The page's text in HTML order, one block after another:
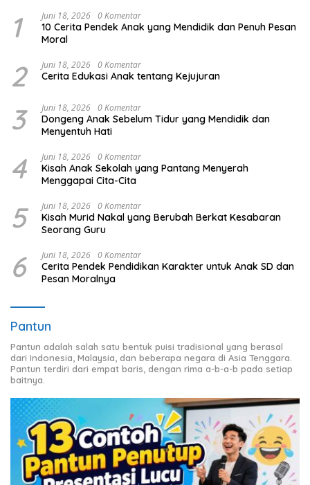
1 Juni 18, 2026 0 Komentar
10 Cerita Pendek Anak yang Mendidik dan Penuh Pesan
Moral
2 Juni 18, 2026 0 Komentar
Cerita Edukasi Anak tentang Kejujuran
3 Juni 18, 2026 0 Komentar
Dongeng Anak Sebelum Tidur yang Mendidik dan
Menyentuh Hati
4 Juni 18, 2026 0 Komentar
Kisah Anak Sekolah yang Pantang Menyerah
Menggapai Cita-Cita
5 Juni 18, 2026 0 Komentar
Kisah Murid Nakal yang Berubah Berkat Kesabaran
Seorang Guru
6 Juni 18, 2026 0 Komentar
Cerita Pendek Pendidikan Karakter untuk Anak SD dan
Pesan Moralnya
Pantun
Pantun adalah salah satu bentuk puisi tradisional yang berasal
dari Indonesia, Malaysia, dan beberapa negara di Asia Tenggara.
Pantun terdiri dari empat baris, dengan rima a-b-a-b pada setiap
baitnya.